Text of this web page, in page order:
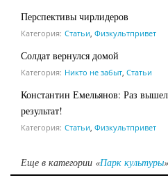
Перспективы чирлидеров
Категория: Статьи Физкультпривет
Солдат вернулся домой
Категория: Никто не забыт Статьи
Константин Емельянов: Раз
результат!
Категория: Статьи Физкультпривет
Еще в категории «Парк культуры»